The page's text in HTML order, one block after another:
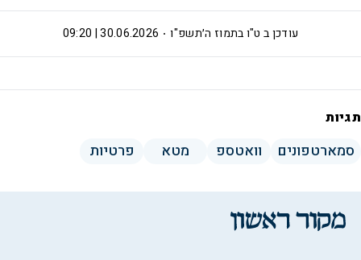
ט"ו בתמוז ה׳תשפ"ו 30.06.2026 | 09:20 עודכן ב
תגיות
סמארטפונים וואטספ מטא פרטיות